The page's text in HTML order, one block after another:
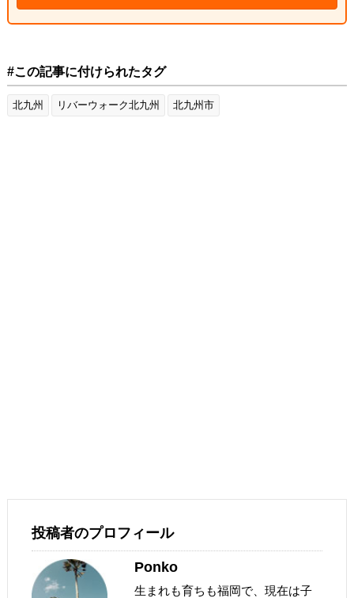
#この記事に付けられたタグ
北九州 リバーウォーク北九州 北九州市
投稿者のプロフィール
Ponko
生まれも育ちも福岡で、現在は子